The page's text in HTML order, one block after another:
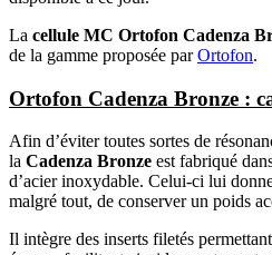
La cellule MC Ortofon Cadenza
de la gamme proposée parOrtofon.
Ortofon Cadenza Bronze :
Afin d’éviter toutes sortes de
la Cadenza Bronze est fabriqué
d’acier inoxydable. Celui-ci lui
malgré tout, de conserver un poids
Il intègre des inserts filetés